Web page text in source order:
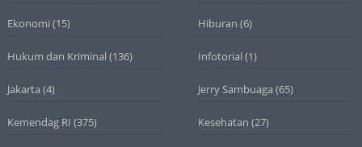
Ekonomi (15) Hiburan (6)
Hukum dan Kriminal (136) Infotorial (1)
Jakarta (4) Jerry Sambuaga (65)
Kemendag RI (375) Kesehatan (27)